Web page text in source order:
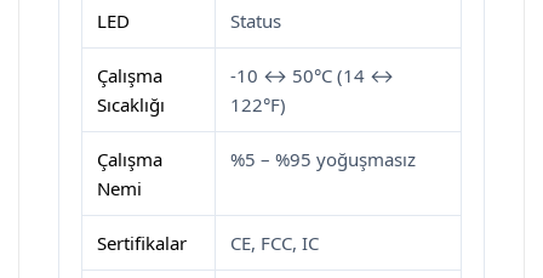
LED Status
Çalışma
Sıcaklığı
-10 ↔ 50°C (14 ↔
122°F)
Çalışma
Nemi
%5 – %95 yoğuşmasız
Sertifikalar CE, FCC, IC